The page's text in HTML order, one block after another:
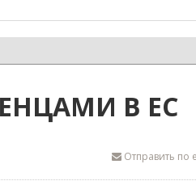
В ЕС
Отправить по